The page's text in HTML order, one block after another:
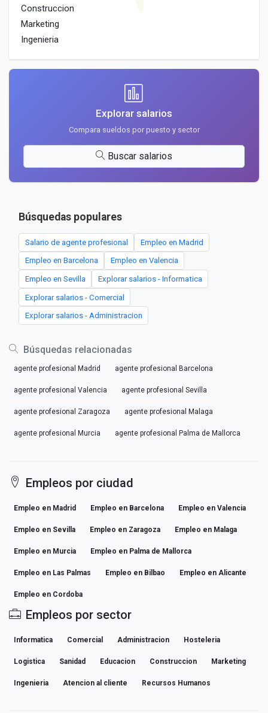
Construccion
Marketing
Ingenieria
Explorar salarios
Compara sueldos por puesto y sector
Buscar salarios
Búsquedas populares
Salario de agente profesional Empleo en Madrid
Empleo en Barcelona Empleo en Valencia
Empleo en Sevilla Explorar salarios - Informatica
Explorar salarios - Comercial
Explorar salarios - Administracion
Búsquedas relacionadas
agente profesional Madrid agente profesional Barcelona
agente profesional Valencia agente profesional Sevilla
agente profesional Zaragoza agente profesional Malaga
agente profesional Murcia agente profesional Palma de Mallorca
Empleos por ciudad
Empleo en Madrid Empleo en Barcelona Empleo en Valencia
Empleo en Sevilla Empleo en Zaragoza Empleo en Malaga
Empleo en Murcia Empleo en Palma de Mallorca
Empleo en Las Palmas Empleo en Bilbao Empleo en Alicante
Empleo en Cordoba
Empleos por sector
Informatica Comercial Administracion Hosteleria
Logistica Sanidad Educacion Construccion Marketing
Ingenieria Atencion al cliente Recursos Humanos